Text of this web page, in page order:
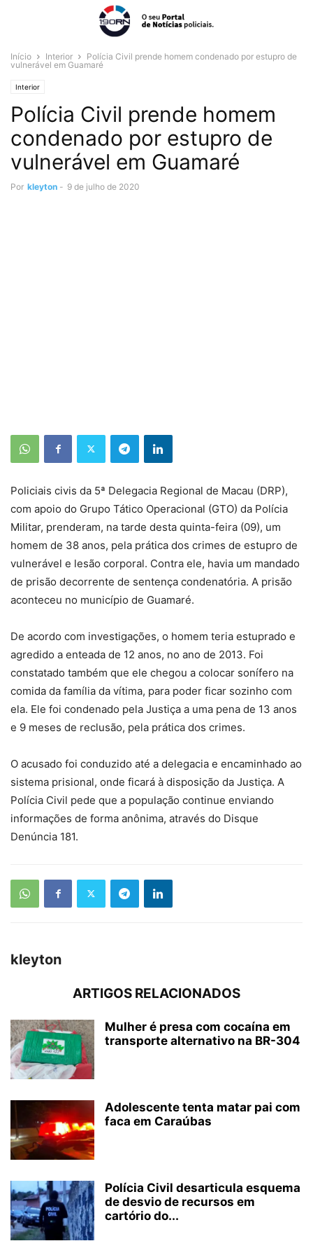
Início Interior
Polícia Civil prende homem condenado por estupro de
vulnerável em Guamaré
Interior
Polícia Civil prende homem
condenado por estupro de
vulnerável em Guamaré
Por kleyton - 9 de julho de 2020
Policiais civis da 5ª Delegacia Regional de Macau (DRP),
com apoio do Grupo Tático Operacional (GTO) da Polícia
Militar, prenderam, na tarde desta quinta-feira (09), um
homem de 38 anos, pela prática dos crimes de estupro de
vulnerável e lesão corporal. Contra ele, havia um mandado
de prisão decorrente de sentença condenatória. A prisão
aconteceu no município de Guamaré.
De acordo com investigações, o homem teria estuprado e
agredido a enteada de 12 anos, no ano de 2013. Foi
constatado também que ele chegou a colocar sonífero na
comida da família da vítima, para poder ficar sozinho com
ela. Ele foi condenado pela Justiça a uma pena de 13 anos
e 9 meses de reclusão, pela prática dos crimes.
O acusado foi conduzido até a delegacia e encaminhado ao
sistema prisional, onde ficará à disposição da Justiça. A
Polícia Civil pede que a população continue enviando
informações de forma anônima, através do Disque
Denúncia 181.
kleyton
ARTIGOS RELACIONADOS
Mulher é presa com cocaína em
transporte alternativo na BR-304
Adolescente tenta matar pai com
faca em Caraúbas
Polícia Civil desarticula esquema
de desvio de recursos em
cartório do...